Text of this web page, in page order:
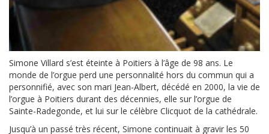
Simone Villard s’est éteinte à Poitiers à l’âge de 98 ans. Le
monde de l’orgue perd une personnalité hors du commun qui a
personnifié, avec son mari Jean-Albert, décédé en 2000, la vie de
l’orgue à Poitiers durant des décennies, elle sur l’orgue de
Sainte-Radegonde, et lui sur le célèbre Clicquot de la cathédrale.
Jusqu’à un passé très récent, Simone continuait à gravir les 50